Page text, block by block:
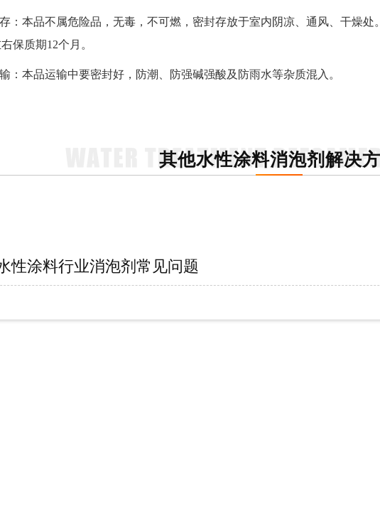
： 本品不属危险品，无毒，不可燃，密封存放于室内阴凉、通风、干燥处
保质期12个月。
： 本品运输中要密封好，防潮、防强碱强酸及防雨水等杂质混入。
其他水性涂料消泡剂解决
性涂料行业消泡剂常见问题